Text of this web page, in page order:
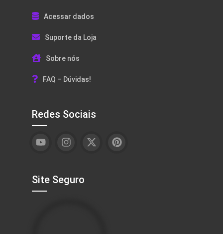
Acessar dados
Suporte da Loja
Sobre nós
FAQ – Dúvidas!
Redes Sociais
Site Seguro